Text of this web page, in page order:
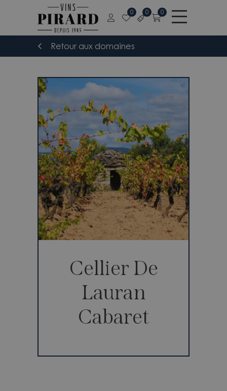
0 0 0
Retour aux domaines
Cellier De
Lauran
Cabaret